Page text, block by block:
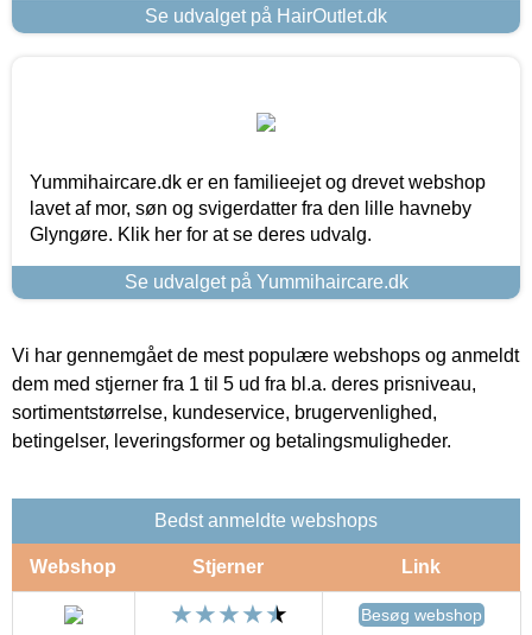
Se udvalget på HairOutlet.dk
Yummihaircare.dk er en familieejet og drevet webshop
lavet af mor, søn og svigerdatter fra den lille havneby
Glyngøre. Klik her for at se deres udvalg.
Se udvalget på Yummihaircare.dk
Vi har gennemgået de mest populære webshops og anmeldt
dem med stjerner fra 1 til 5 ud fra bl.a. deres prisniveau,
sortimentstørrelse, kundeservice, brugervenlighed,
betingelser, leveringsformer og betalingsmuligheder.
Bedst anmeldte webshops
Webshop Stjerner Link
Besøg webshop